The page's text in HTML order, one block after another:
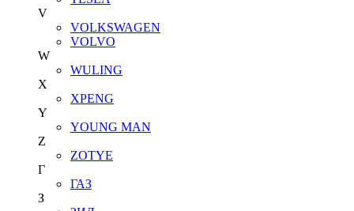
V
VOLKSWAGEN
VOLVO
W
WULING
X
XPENG
Y
YOUNG MAN
Z
ZOTYE
Г
ГАЗ
З